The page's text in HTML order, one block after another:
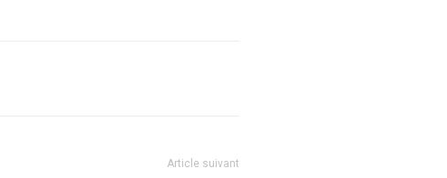
Article suivant